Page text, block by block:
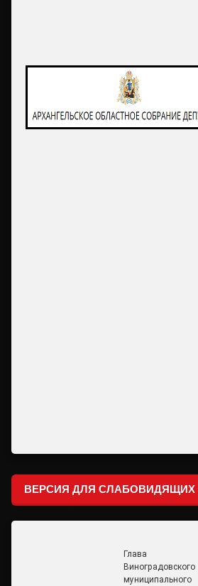
ВЕРСИЯ ДЛЯ СЛАБОВИДЯЩИХ
Глава
Виноградовского
муниципального